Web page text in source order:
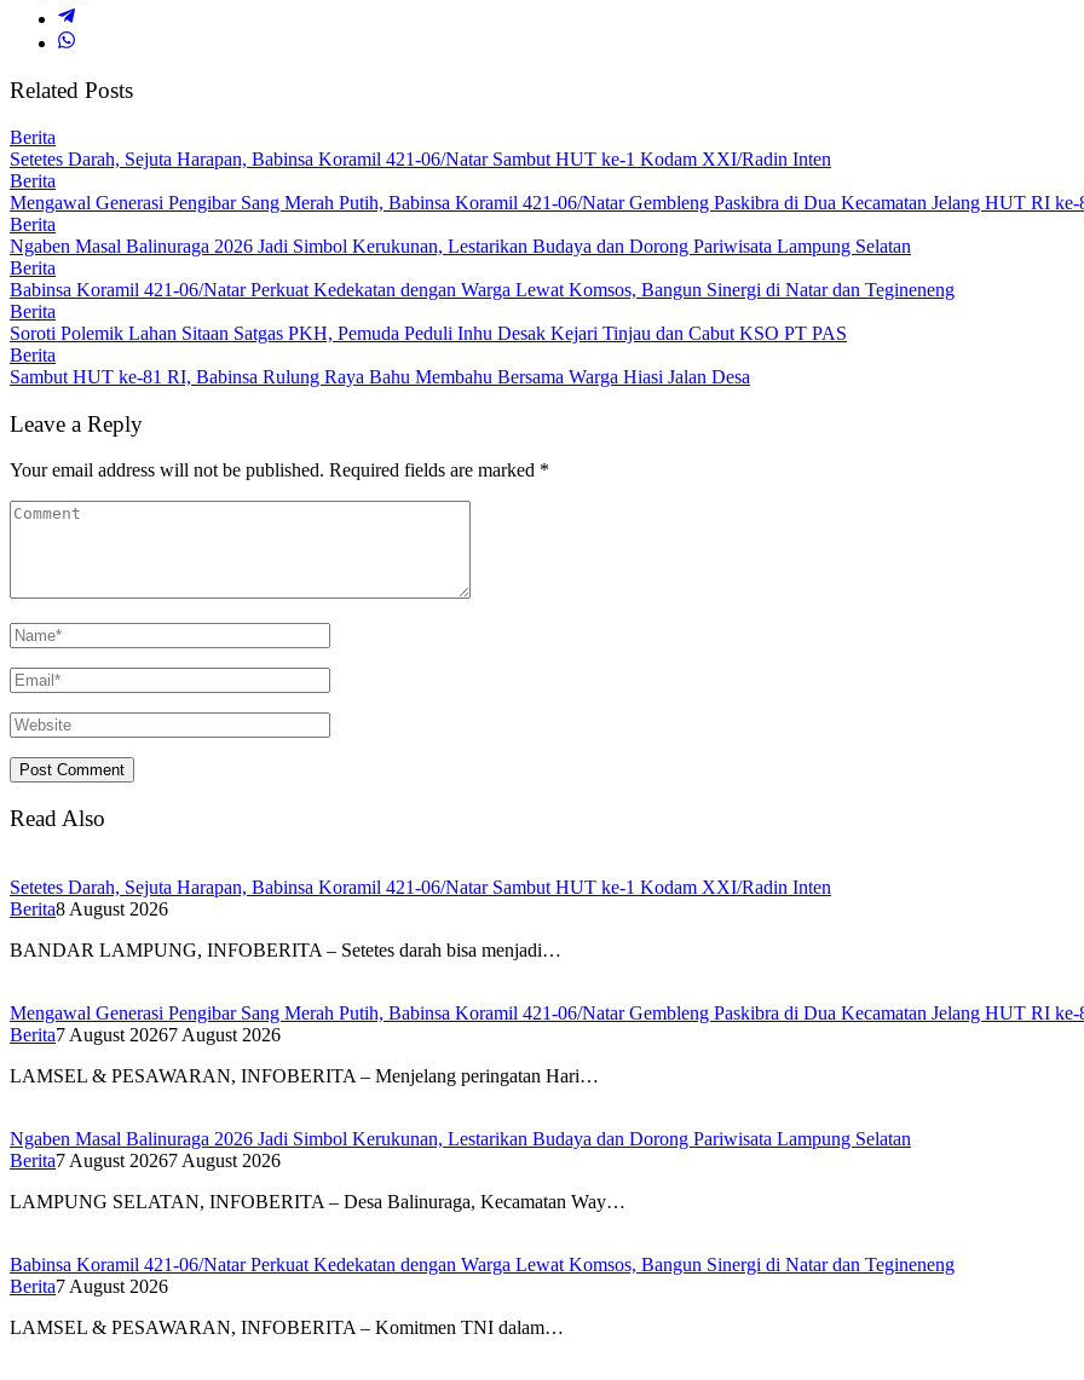
Related Posts
Berita
Setetes Darah, Sejuta Harapan, Babinsa Koramil 421-06/Natar Sambut HUT ke-1 Kodam XXI/Radin Inten
Berita
Mengawal Generasi Pengibar Sang Merah Putih, Babinsa Koramil 421-06/Natar Gembleng Paskibra di Dua Kecamatan Jelang HUT RI ke-
Berita
Ngaben Masal Balinuraga 2026 Jadi Simbol Kerukunan, Lestarikan Budaya dan Dorong Pariwisata Lampung Selatan
Berita
Babinsa Koramil 421-06/Natar Perkuat Kedekatan dengan Warga Lewat Komsos, Bangun Sinergi di Natar dan Tegineneng
Berita
Soroti Polemik Lahan Sitaan Satgas PKH, Pemuda Peduli Inhu Desak Kejari Tinjau dan Cabut KSO PT PAS
Berita
Sambut HUT ke-81 RI, Babinsa Rulung Raya Bahu Membahu Bersama Warga Hiasi Jalan Desa
Leave a Reply
Your email address will not be published. Required fields are marked *
Read Also
Setetes Darah, Sejuta Harapan, Babinsa Koramil 421-06/Natar Sambut HUT ke-1 Kodam XXI/Radin Inten
Berita8 August 2026
BANDAR LAMPUNG, INFOBERITA – Setetes darah bisa menjadi…
Mengawal Generasi Pengibar Sang Merah Putih, Babinsa Koramil 421-06/Natar Gembleng Paskibra di Dua Kecamatan Jelang HUT RI ke-
Berita7 August 20267 August 2026
LAMSEL & PESAWARAN, INFOBERITA – Menjelang peringatan Hari…
Ngaben Masal Balinuraga 2026 Jadi Simbol Kerukunan, Lestarikan Budaya dan Dorong Pariwisata Lampung Selatan
Berita7 August 20267 August 2026
LAMPUNG SELATAN, INFOBERITA – Desa Balinuraga, Kecamatan Way…
Babinsa Koramil 421-06/Natar Perkuat Kedekatan dengan Warga Lewat Komsos, Bangun Sinergi di Natar dan Tegineneng
Berita7 August 2026
LAMSEL & PESAWARAN, INFOBERITA – Komitmen TNI dalam…